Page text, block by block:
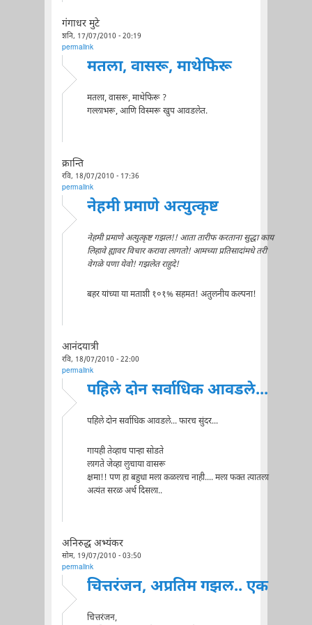
गंगाधर मुटे
शनि, 17/07/2010 - 20:19
permalink
मतला, वासरू, माथेफिरू
मतला, वासरू, माथेफिरू ?
गल्लाभरू, आणि विस्मरू खुप आवडलेत.
क्रान्ति
रवि, 18/07/2010 - 17:36
permalink
नेहमी प्रमाणे अत्युत्कृष्ट
नेहमी प्रमाणे अत्युत्कृष्ट गझल!! आता तारीफ करताना सुद्धा काय
लिहावे ह्यावर विचार करावा लागतो! आमच्या प्रतिसादांमधे तरी
वेगळे पणा येवो! गझलेत राहुदे!
बहर यांच्या या मताशी १०१% सहमत! अतुलनीय कल्पना!
आनंदयात्री
रवि, 18/07/2010 - 22:00
permalink
पहिले दोन सर्वाधिक आवडले...
पहिले दोन सर्वाधिक आवडले... फारच सुंदर...
गायही तेव्हाच पान्हा सोडते
लागते जेव्हा लुचाया वासरू
क्षमा!! पण हा बहुधा मला कळलाच नाही.... मला फक्त त्यातला
अत्यंत सरळ अर्थ दिसला..
अनिरुद्ध अभ्यंकर
सोम, 19/07/2010 - 03:50
permalink
चित्तरंजन, अप्रतिम गझल.. एक
चित्तरंजन,